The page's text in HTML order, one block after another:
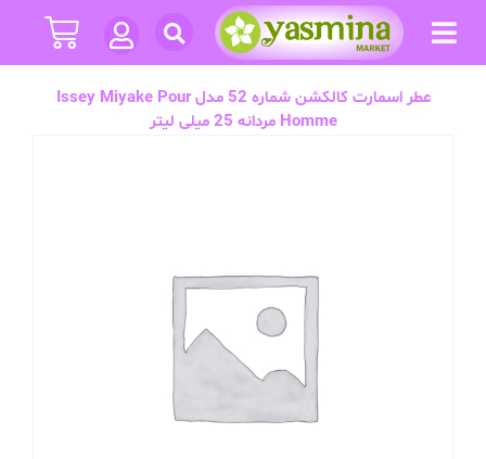
عطر اسمارت کالکشن شماره 52 مدل Issey Miyake Pour
Homme مردانه 25 میلی لیتر